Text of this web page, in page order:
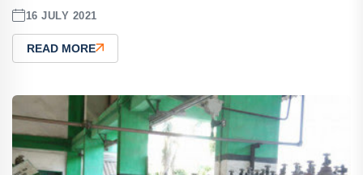
16 JULY 2021
READ MORE